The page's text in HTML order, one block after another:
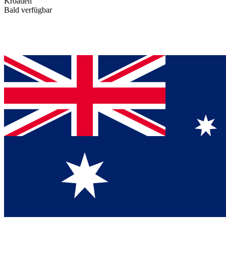
Bald verfügbar